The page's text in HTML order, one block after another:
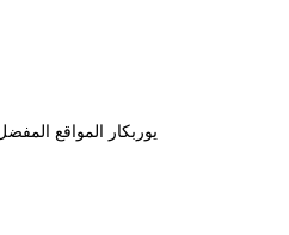
يوربكار المواقع